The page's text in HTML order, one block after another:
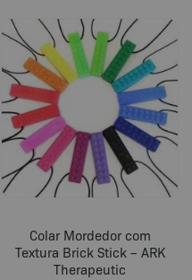
tem
várias
variantes.
As
opções
podem
ser
escolhidas
na
página
produto
Colar Mordedor com
Textura Brick Stick – ARK
Therapeutic